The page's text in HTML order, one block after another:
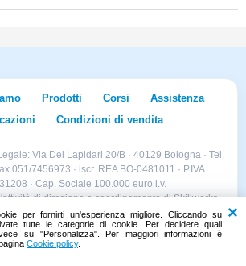
per fornirti un'esperienza migliore. Cliccando su
tutte le categorie di cookie. Per decidere quali
su "Personalizza". Per maggiori informazioni è
Cookie policy.
Prodotti Corsi
Assistenza
Condizioni di vendita
Via Dei Lapidari 20/B · 40129 Bologna · Tel.
051/7456973 · iscr. REA BO-0481011 · P.IVA
· Cap. Sociale 100.000 euro i.v.
di direzione e coordinamento di Skillworks
Via Vittorio Emanuele II 28 · Roncadelle (BS)
- C.F. 04151440981